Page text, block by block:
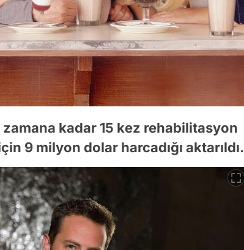
kadar 15 kez rehabilitasyon
9 milyon dolar harcadığı aktarıldı.